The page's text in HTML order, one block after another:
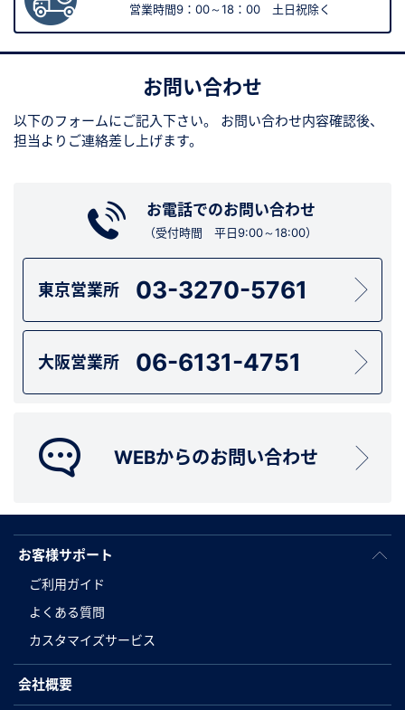
営業時間9：00～18：00 土日祝除く
お問い合わせ
以下のフォームにご記入下さい。
お問い合わせ内容確認後、
担当よりご連絡差し上げます。
お電話でのお問い合わせ
（受付時間 平日9:00～18:00）
東京営業所 03-3270-5761
大阪営業所 06-6131-4751
WEBからのお問い合わせ
お客様サポート
ご利用ガイド
よくある質問
カスタマイズサービス
会社概要